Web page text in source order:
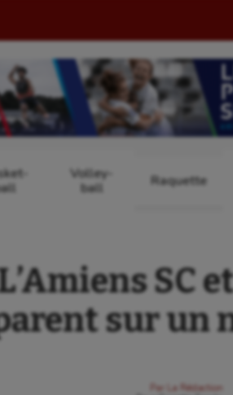
Volley-
ball
Raquette
SC
sur un
Par
La Rédaction